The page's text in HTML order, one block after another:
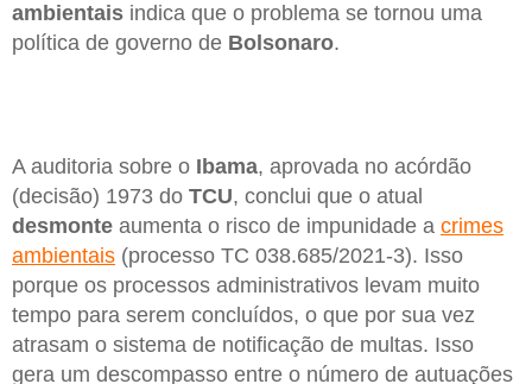
ambientais indica que o problema se tornou uma
política de governo de Bolsonaro.
A auditoria sobre o Ibama, aprovada no acórdão
(decisão) 1973 do TCU, conclui que o atual
desmonte aumenta o risco de impunidade a crimes
ambientais (processo TC 038.685/2021-3). Isso
porque os processos administrativos levam muito
tempo para serem concluídos, o que por sua vez
atrasam o sistema de notificação de multas. Isso
gera um descompasso entre o número de autuações